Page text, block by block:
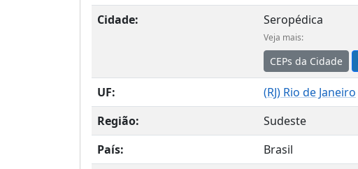
Cidade:
Seropédica
Veja mais:
CEPs da Cidade
UF: (RJ) Rio de Janeiro
Região:
Sudeste
País:
Brasil